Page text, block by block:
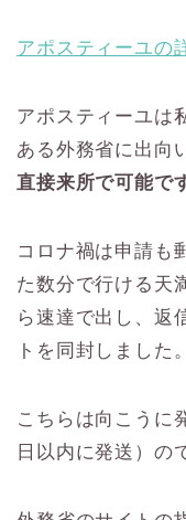
アポスティーユの
アポスティーユは
ある外務省に出向
直接来所で可能で
コロナ禍は申請も
た数分で行ける天
ら速達で出し、返
トを同封しました。
こちらは向こうに
日以内に発送）の